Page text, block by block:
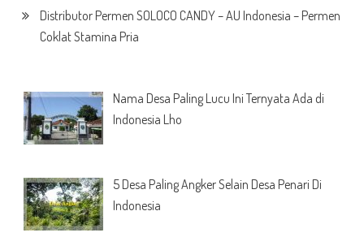
Distributor Permen SOLOCO CANDY – AU Indonesia – Permen
Coklat Stamina Pria
Nama Desa Paling Lucu Ini Ternyata Ada di
Indonesia Lho
5 Desa Paling Angker Selain Desa Penari Di
Indonesia